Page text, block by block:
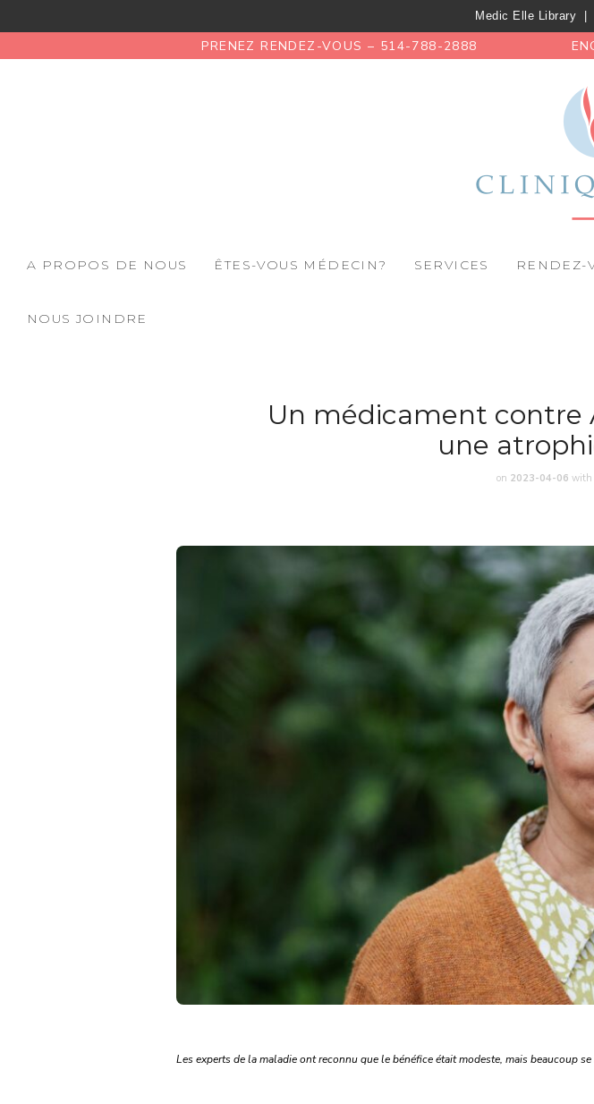
Medic Elle Library
PRENEZ RENDEZ-VOUS – 514-788-2888
A PROPOS DE NOUS ÊTES-VOUS MÉDECIN? SERVICES RENDEZ-
NOUS JOINDRE
Un médicament contre
une
on 2023-04-06 with
Les experts de la maladie ont reconnu que le bénéfice était modeste, mais beaucoup